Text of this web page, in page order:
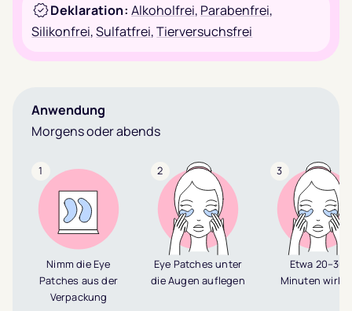
Deklaration: Alkoholfrei, Parabenfrei,
Silikonfrei,Sulfatfrei,Tierversuchsfrei
Anwendung
Morgens oder abends
1
Nimm die Eye
Patches aus der
Verpackung
2
Eye Patches unter
die Augen auflegen
3
Etwa 20–30
Minuten